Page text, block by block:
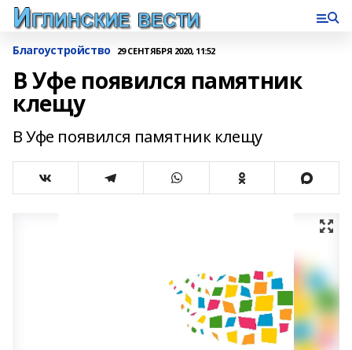
Благоустройство 29 СЕНТЯБРЯ 2020, 11:52
В Уфе появился памятник
клещу
В Уфе появился памятник клещу